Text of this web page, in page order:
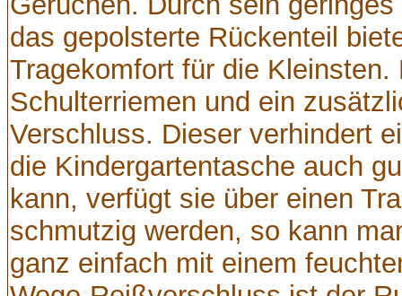
das gepolsterte Rückenteil
Tragekomfort für die
Schulterriemen und ein
Verschluss. Dieser verhindert
die Kindergartentasche auch
kann, verfügt sie über einen
schmutzig werden, so kann
ganz einfach mit einem